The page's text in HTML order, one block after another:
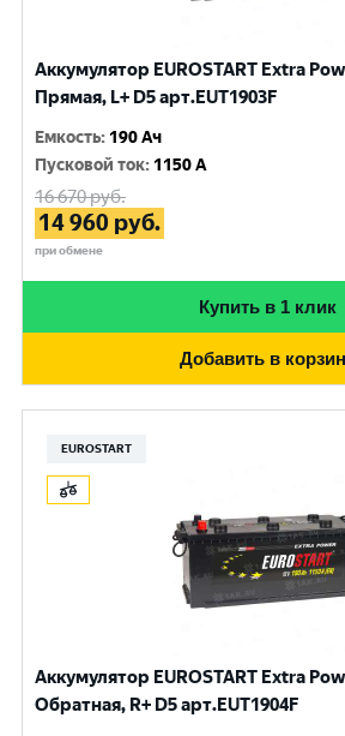
Аккумулятор EUROSTART Extra
Прямая, L+ D5 арт.EUT1903F
Емкость: 190 Ач
Пусковой ток: 1150 A
16 670руб.
14 960 руб.
при обмене
Купить в 1 клик
Добавить в
EUROSTART
Аккумулятор EUROSTART Extra
Обратная, R+ D5 арт.EUT1904F